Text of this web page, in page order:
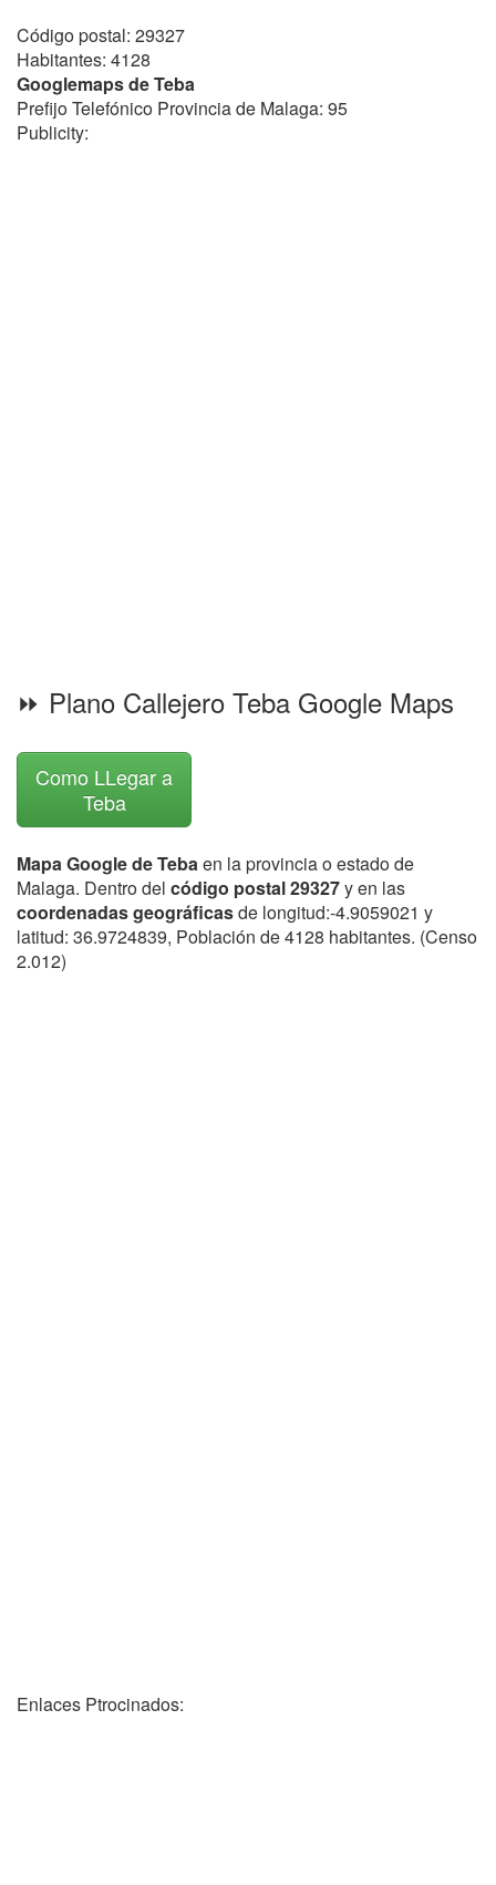
Código postal: 29327
Habitantes: 4128
Googlemaps de Teba
Prefijo Telefónico Provincia de Malaga: 95
Publicity:
⏩ Plano Callejero Teba Google Maps
Como LLegar a
Teba
Mapa Google de Tebaen la provincia o estado de
Malaga. Dentro del código postal 29327y en las
coordenadas geográficasde longitud:-4.9059021 y
latitud: 36.9724839, Población de 4128 habitantes. (Censo
2.012)
Enlaces Ptrocinados: